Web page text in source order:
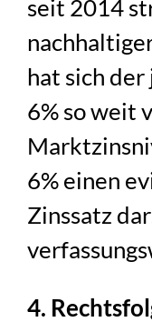
seit 2014
hat sich
6% so weit
6% einen
Zinssatz
4.